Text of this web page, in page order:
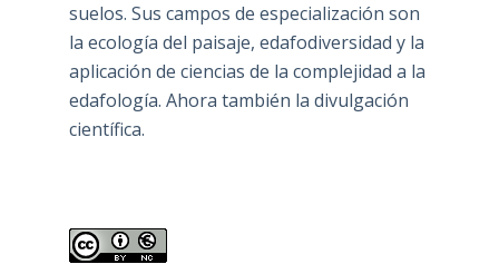
suelos. Sus campos de especialización son
la ecología del paisaje, edafodiversidad y la
aplicación de ciencias de la complejidad a la
edafología. Ahora también la divulgación
científica.